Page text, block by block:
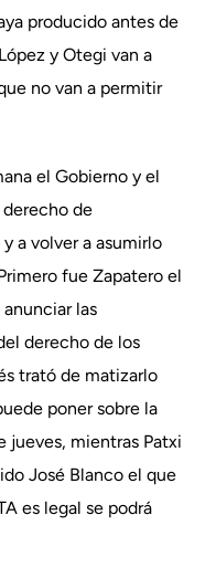
producido antes de
y Otegi van a
no van a permitir
el Gobierno y el
derecho de
a volver a asumirlo
fue Zapatero el
las
derecho de los
trató de matizarlo
poner sobre la
jueves, mientras Patxi
José Blanco el que
es legal se podrá